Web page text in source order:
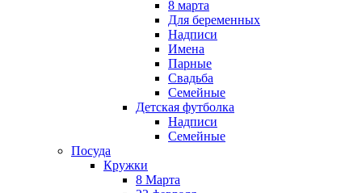
8 марта
Для беременных
Надписи
Имена
Парные
Свадьба
Семейные
Детская футболка
Надписи
Семейные
Посуда
Кружки
8 Марта